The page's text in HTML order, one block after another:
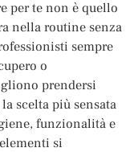
per te non è quello
nella routine senza
sempre
o
prendersi
scelta più sensata
funzionalità e
si